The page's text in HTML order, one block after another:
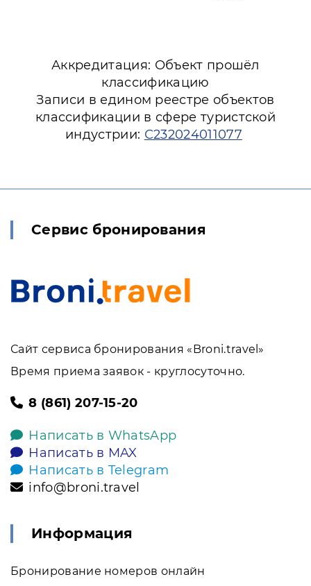
Аккредитация: Объект прошёл
классификацию
Записи в едином реестре объектов
классификации в сфере туристской
индустрии: С232024011077
Сервис бронирования
Сайт сервиса бронирования «Broni.travel»
Время приема заявок - круглосуточно.
8 (861) 207-15-20
Написать в WhatsApp
Написать в MAX
Написать в Telegram
info@broni.travel
Информация
Бронирование номеров онлайн